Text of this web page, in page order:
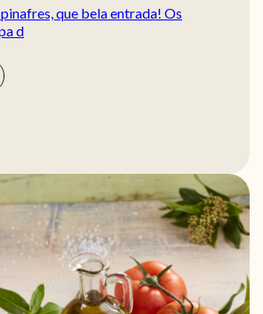
que bela entrada! Os
d